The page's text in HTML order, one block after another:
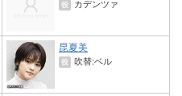
役 カデンツァ
昆夏美
役 吹替:ベル